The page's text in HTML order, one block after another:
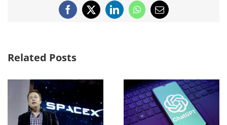
Facebook
X LinkedInWhatsApp
Email
Related Posts